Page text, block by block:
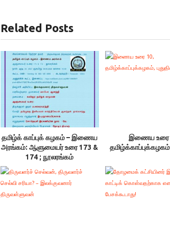
Related Posts
தமிழ்க் காப்புக் கழகம் – இணைய
அரங்கம்: ஆளுமையர் உரை 173 &
174 ; நூலரங்கம்
இணைய உரை
தமிழ்க்காப்புக்கழகம்,